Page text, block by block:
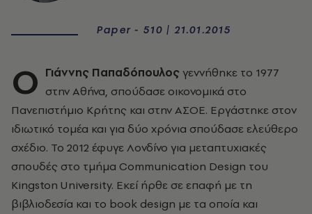
Paper - 510 | 21.01.2015
O Γιάννης Παπαδόπουλος γεννήθηκε το 1977
στην Αθήνα, σπούδασε οικονομικά στο
Πανεπιστήμιο Κρήτης και στην AΣΟΕ. Εργάστηκε στον
ιδιωτικό τομέα και για δύο χρόνια σπούδασε ελεύθερο
σχέδιο. Το 2012 έφυγε Λονδίνο για μεταπτυχιακές
σπουδές στο τμήμα Communication Design του
Κingston University. Εκεί ήρθε σε επαφή με τη
βιβλιοδεσία και το book design με τα οποία και